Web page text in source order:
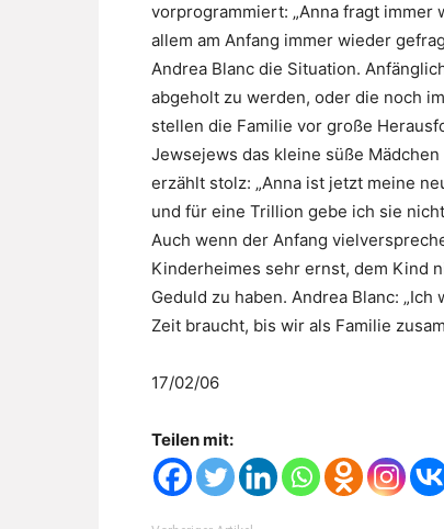
vorprogrammiert: „Anna fragt immer
allem am Anfang immer wieder
Andrea Blanc die Situation.
abgeholt zu werden, oder die noch
stellen die Familie vor große
Jewsejews das kleine süße
erzählt stolz: „Anna ist jetzt meine
und für eine Trillion gebe ich sie
Auch wenn der Anfang
Kinderheimes sehr ernst, dem Kind
Geduld zu haben. Andrea Blanc:
Zeit braucht, bis wir als Familie
17/02/06
Teilen mit: